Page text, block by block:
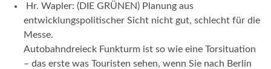
Hr. Wapler: (DIE GRÜNEN) Planung aus
entwicklungspolitischer Sicht nicht gut, schlecht für die
Messe.
Autobahndreieck Funkturm ist so wie eine Torsituation
– das erste was Touristen sehen, wenn Sie nach Berlin